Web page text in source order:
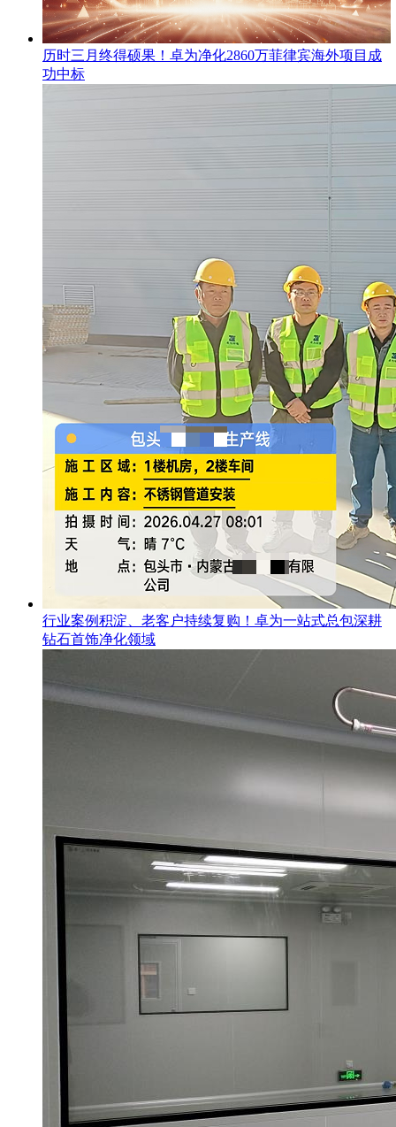
​历时三月终得硕果！卓为净化2860万菲律宾海外项目成
功中标
行业案例积淀、老客户持续复购！卓为一站式总包深耕
钻石首饰净化领域